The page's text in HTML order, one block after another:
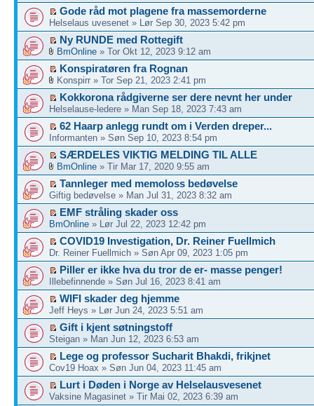
Gode råd mot plagene fra massemorderne
Helselaus uvesenet » Lør Sep 30, 2023 5:42 pm
Ny RUNDE med Rottegift
BmOnline » Tor Okt 12, 2023 9:12 am
Konspiratøren fra Rognan
Konspirr » Tor Sep 21, 2023 2:41 pm
Kokkorona rådgiverne ser dere nevnt her under
Helselause-ledere » Man Sep 18, 2023 7:43 am
62 Haarp anlegg rundt om i Verden dreper...
Informanten » Søn Sep 10, 2023 8:54 pm
SÆRDELES VIKTIG MELDING TIL ALLE
BmOnline » Tir Mar 17, 2020 9:55 am
Tannleger med memoloss bedøvelse
Giftig bedøvelse » Man Jul 31, 2023 8:32 am
EMF stråling skader oss
BmOnline » Lør Jul 22, 2023 12:42 pm
COVID19 Investigation, Dr. Reiner Fuellmich
Dr. Reiner Fuellmich » Søn Apr 09, 2023 1:05 pm
Piller er ikke hva du tror de er- masse penger!
Illebefinnende » Søn Jul 16, 2023 8:41 am
WIFI skader deg hjemme
Jeff Heys » Lør Jun 24, 2023 5:51 am
Gift i kjent søtningstoff
Steigan » Man Jun 12, 2023 6:53 am
Lege og professor Sucharit Bhakdi, frikjnet
Cov19 Hoax » Søn Jun 04, 2023 11:45 am
Lurt i Døden i Norge av Helselausvesenet
Vaksine Magasinet » Tir Mai 02, 2023 6:39 am